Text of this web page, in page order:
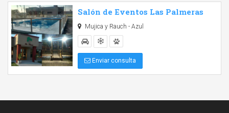
Salón de Eventos Las Palmeras
Mujica y Rauch - Azul
Enviar consulta